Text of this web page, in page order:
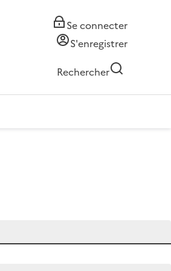
Se connecter
S'enregistrer
Rechercher